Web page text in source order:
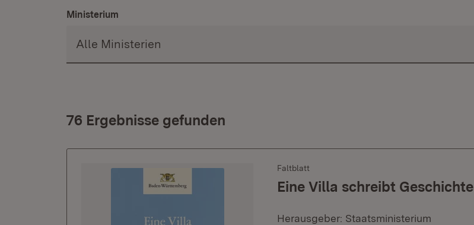
Ministerium
76 Ergebnisse gefunden
Faltblatt
Eine Villa schreibt Geschichte
Herausgeber: Staatsministerium